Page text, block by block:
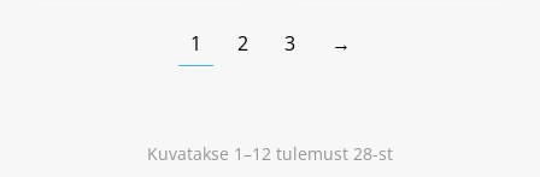
1 2 3 →
Kuvatakse 1–12 tulemust 28-st